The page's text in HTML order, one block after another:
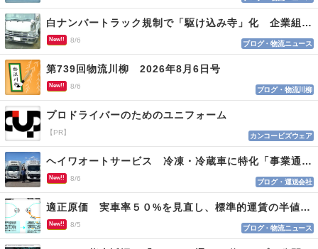
白ナンバートラック規制で「駆け込み寺」化 企業組合が入会基準を見直しへ
New!! 8/6 ブログ・物流ニュース
第739回物流川柳 2026年8月6日号
New!! 8/6 ブログ・物流川柳
プロドライバーのためのユニフォーム
【PR】 カンコービズウェア
ヘイワオートサービス 冷凍・冷蔵車に特化「事業通じ貢献目指す」
New!! 8/6 ブログ・運送会社
適正原価 実車率５０%を見直し、標準的運賃の半値の恐れも
New!! 8/5 ブログ・物流ニュース